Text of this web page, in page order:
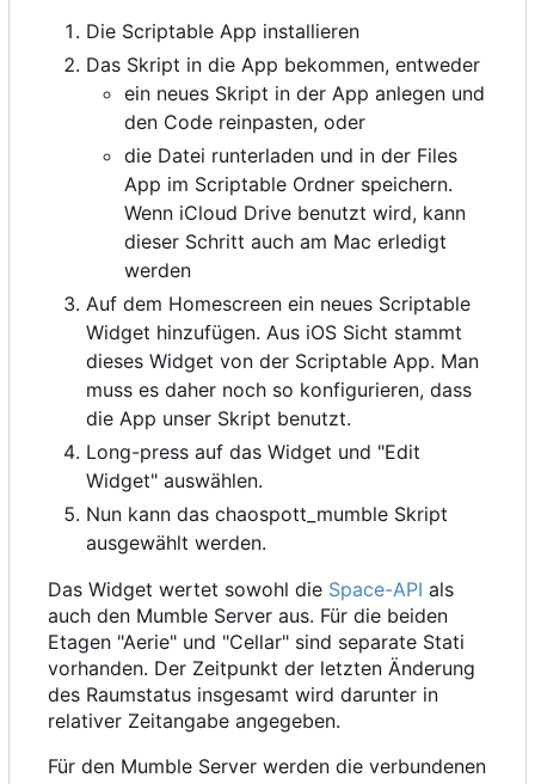
Die Scriptable App installieren
Das Skript in die App bekommen, entweder
ein neues Skript in der App anlegen und
den Code reinpasten, oder
die Datei runterladen und in der Files
App im Scriptable Ordner speichern.
Wenn iCloud Drive benutzt wird, kann
dieser Schritt auch am Mac erledigt
werden
Auf dem Homescreen ein neues Scriptable
Widget hinzufügen. Aus iOS Sicht stammt
dieses Widget von der Scriptable App. Man
muss es daher noch so konfigurieren, dass
die App unser Skript benutzt.
Long-press auf das Widget und "Edit
Widget" auswählen.
Nun kann das chaospott_mumble Skript
ausgewählt werden.
Das Widget wertet sowohl die Space-API als
auch den Mumble Server aus. Für die beiden
Etagen "Aerie" und "Cellar" sind separate Stati
vorhanden. Der Zeitpunkt der letzten Änderung
des Raumstatus insgesamt wird darunter in
relativer Zeitangabe angegeben.
Für den Mumble Server werden die verbundenen